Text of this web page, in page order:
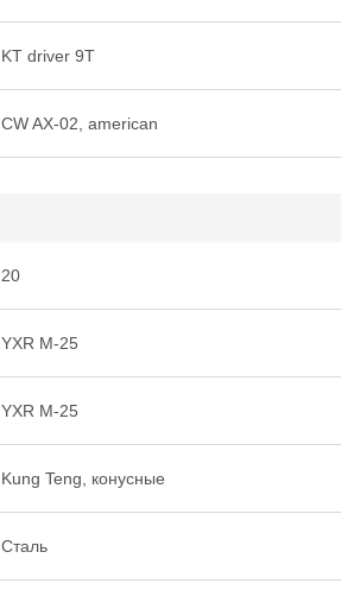
KT driver 9T
CW AX-02, american
20
YXR M-25
YXR M-25
Kung Teng, конусные
Сталь